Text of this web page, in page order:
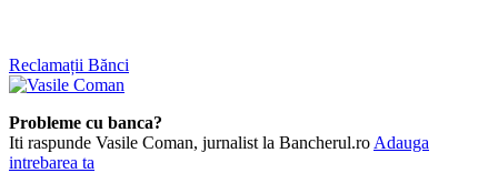
Skip
to
Reclamații Bănci
Probleme cu banca?
Iti raspunde Vasile Coman, jurnalist la Bancherul.ro Adauga
intrebarea ta